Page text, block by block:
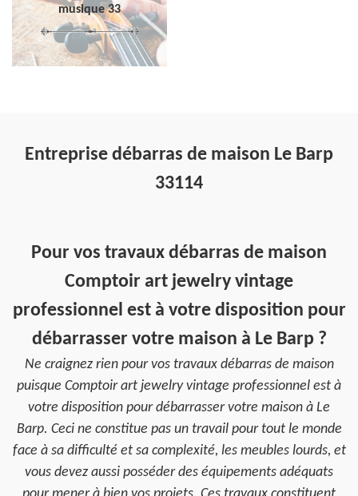
musique 33
Entreprise débarras de maison Le Barp
33114
Pour vos travaux débarras de maison
Comptoir art jewelry vintage
professionnel est à votre disposition pour
débarrasser votre maison à Le Barp ?
Ne craignez rien pour vos travaux débarras de maison
puisque Comptoir art jewelry vintage professionnel est à
votre disposition pour débarrasser votre maison à Le
Barp. Ceci ne constitue pas un travail pour tout le monde
face à sa difficulté et sa complexité, les meubles lourds, et
vous devez aussi posséder des équipements adéquats